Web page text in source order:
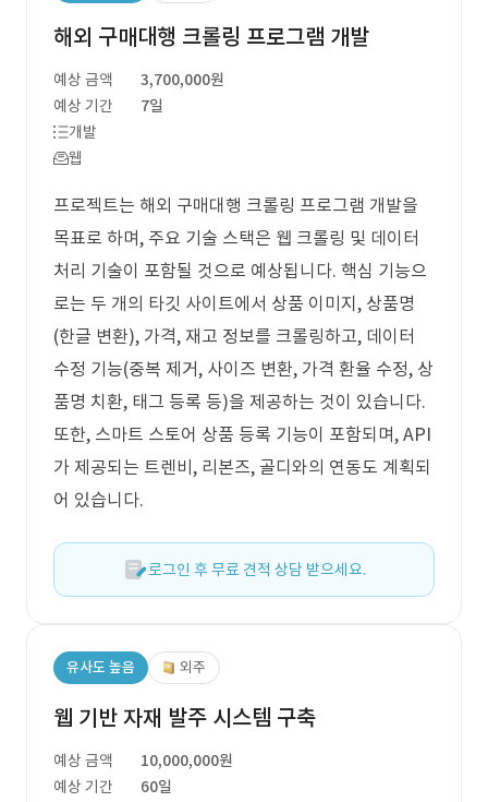
해외 구매대행 크롤링 프로그램 개발
예상 금액
3,700,000원
예상 기간
7일
개발
웹
프로젝트는 해외 구매대행 크롤링 프로그램 개발을
목표로 하며, 주요 기술 스택은 웹 크롤링 및 데이터
처리 기술이 포함될 것으로 예상됩니다. 핵심 기능으
로는 두 개의 타깃 사이트에서 상품 이미지, 상품명
(한글 변환), 가격, 재고 정보를 크롤링하고, 데이터
수정 기능(중복 제거, 사이즈 변환, 가격 환율 수정, 상
품명 치환, 태그 등록 등)을 제공하는 것이 있습니다.
또한, 스마트 스토어 상품 등록 기능이 포함되며, API
가 제공되는 트렌비, 리본즈, 골디와의 연동도 계획되
어 있습니다.
로그인 후 무료 견적 상담 받으세요.
유사도 높음 외주
웹 기반 자재 발주 시스템 구축
예상 금액
10,000,000원
예상 기간
60일